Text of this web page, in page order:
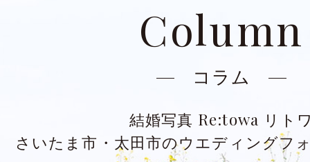
洋装スタジオ
和装スタジオ
Kimono studio
Column
コラム
結婚写真 Re:towa リト
さいたま市・太田市のウエディングフ